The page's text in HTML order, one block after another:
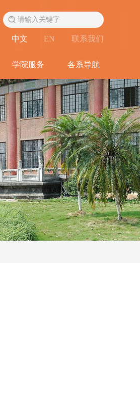
中文 EN 联系我们
学院服务 各系导航